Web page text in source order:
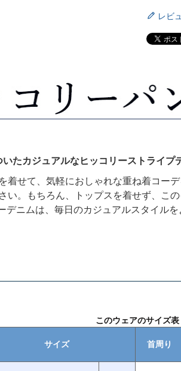
レビ
たカジュアルなヒッコリーストライプ
せて、気軽におしゃれな重ね着コー
い。もちろん、トップスを着せず、こ
ニムは、毎日のカジュアルスタイルを
このウェアのサイズ
サイズ 首周り